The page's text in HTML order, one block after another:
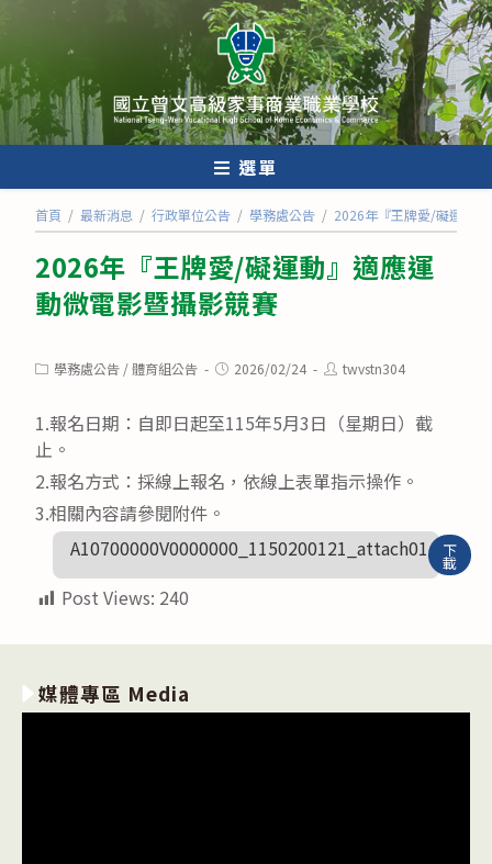
轉
至
主
要
內
選單
首頁 / 最新消息 / 行政單位公告 / 學務處公告 / 2026年『王牌愛/礙運動
2026年『王牌愛/礙運動』適應運
動微電影暨攝影競賽
Post學務處公告 /體育組公告
Post2026/02/24
Posttwvstn304
1.報名日期：自即日起至115年5月3日（星期日）截
止。
2.報名方式：採線上報名，依線上表單指示操作。
3.相關內容請參閱附件。
A10700000V0000000_1150200121_attach01
下
載
Post Views: 240
媒體專區 Media